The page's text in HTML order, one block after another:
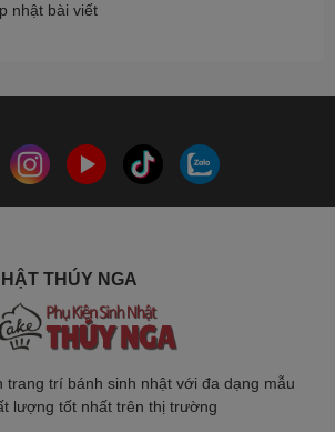
nhật bài viết
THÚY NGA
trang trí bánh sinh nhật với đa dạng mẫu
lượng tốt nhất trên thị trường